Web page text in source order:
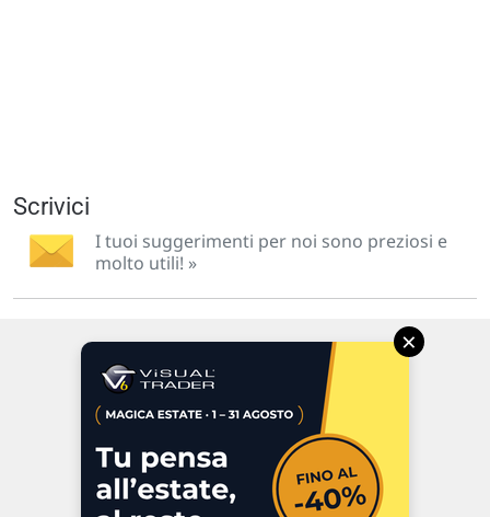
Scrivici
I tuoi suggerimenti per noi sono preziosi e
molto utili! »
47923 Rimini
P.IVA 02 452 460 401
Chi siamo
×